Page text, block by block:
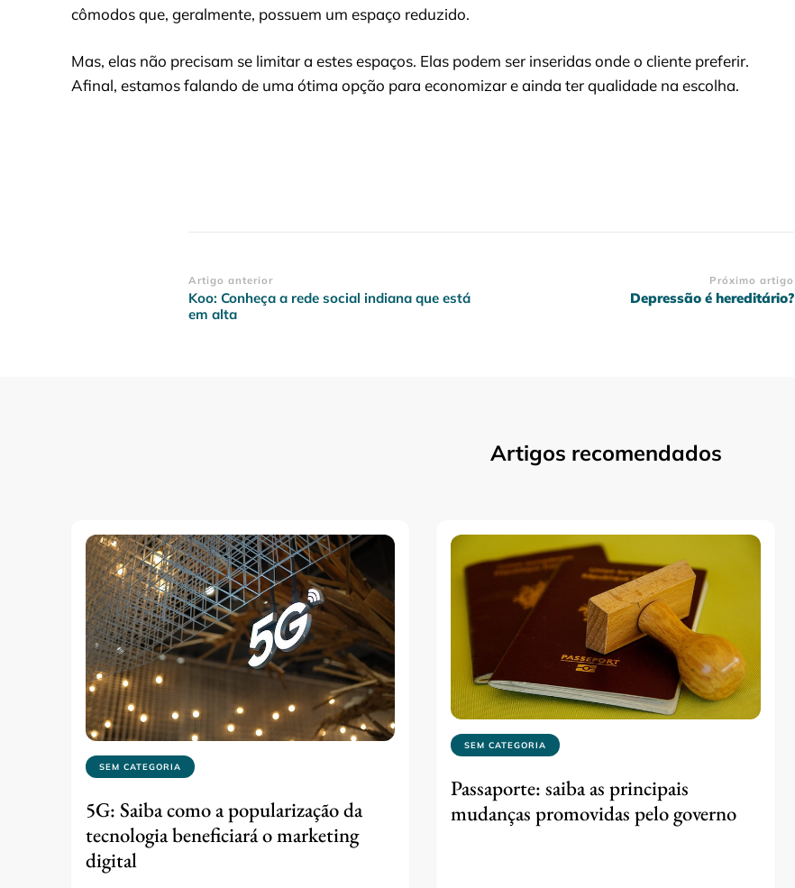
cômodos que, geralmente, possuem um espaço reduzido.
Mas, elas não precisam se limitar a estes espaços. Elas podem ser inseridas onde o cliente preferir.
Afinal, estamos falando de uma ótima opção para economizar e ainda ter qualidade na escolha.
Navegação
de
Artigo anterior
Koo: Conheça a rede social indiana que está
em alta
Próximo artigo
Depressão é hereditário?
Artigos recomendados
SEM CATEGORIA
5G: Saiba como a popularização da
tecnologia beneficiará o marketing
digital
SEM CATEGORIA
Passaporte: saiba as principais
mudanças promovidas pelo governo